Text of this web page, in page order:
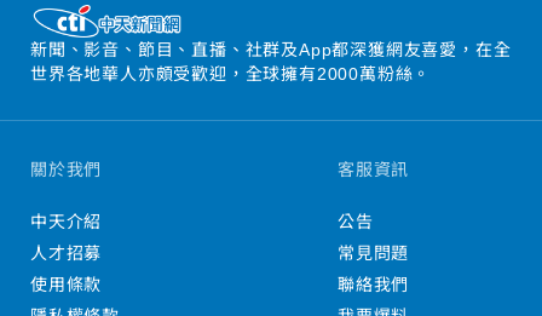
新聞、影音、節目、直播、社群及App都深獲網友喜愛，在全
世界各地華人亦頗受歡迎，全球擁有2000萬粉絲。
關於我們
中天介紹
人才招募
使用條款
客服資訊
公告
常見問題
聯絡我們